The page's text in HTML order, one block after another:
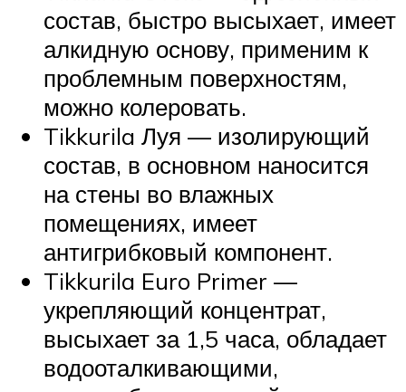
состав, быстро высыхает, имеет
алкидную основу, применим к
проблемным поверхностям,
можно колеровать.
Tikkurila Луя — изолирующий
состав, в основном наносится
на стены во влажных
помещениях, имеет
антигрибковый компонент.
Tikkurila Euro Primer —
укрепляющий концентрат,
высыхает за 1,5 часа, обладает
водооталкивающими,